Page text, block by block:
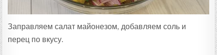
Заправляем салат майонезом, добавляем соль и
перец по вкусу.